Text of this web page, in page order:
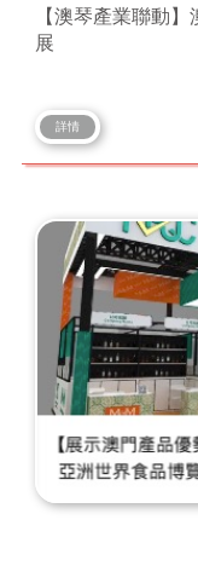
【澳琴產業聯動
展
詳情